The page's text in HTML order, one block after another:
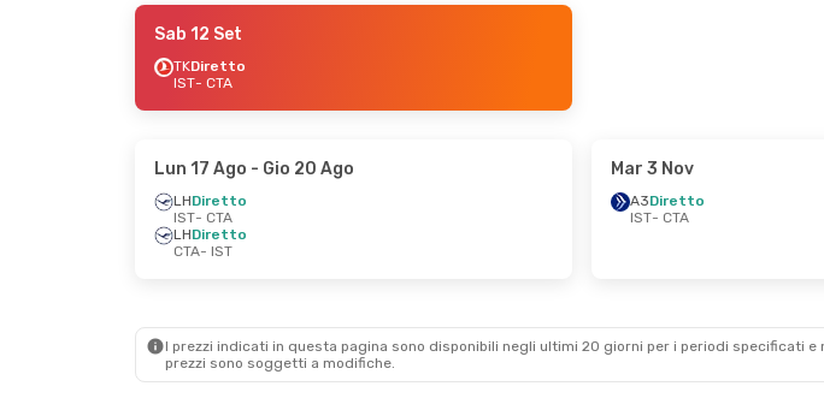
Sab 12 Set
TKDiretto
IST- CTA
Lun 17 Ago - Gio 20 Ago
LHDiretto
IST- CTA
LHDiretto
CTA- IST
Mar 3 Nov
A3Diretto
IST- CTA
I prezzi indicati in questa pagina sono disponibili negli ultimi 20 giorni per i periodi specificati
prezzi sono soggetti a modifiche.